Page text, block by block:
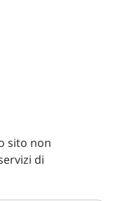
sito non
di